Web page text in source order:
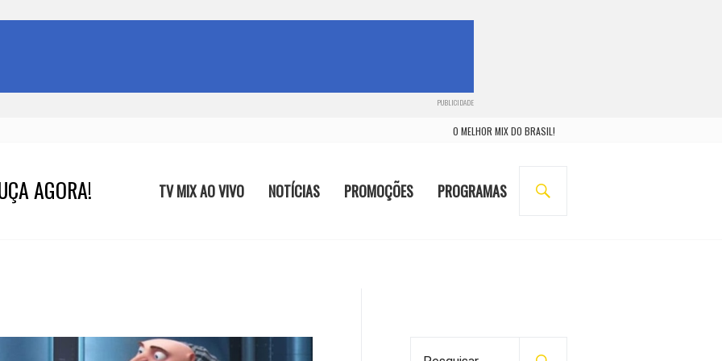
PUBLICIDADE
O MELHOR MIX DO BRASIL!
AGORA! TV MIX AO VIVO NOTÍCIAS PROMOÇÕES PROGRAMAS